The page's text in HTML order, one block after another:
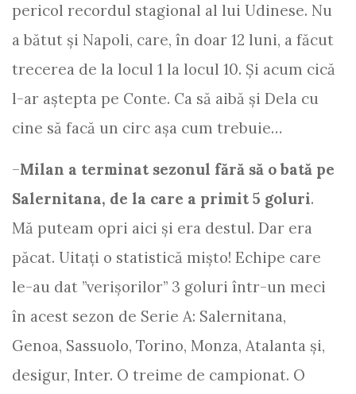
pericol recordul stagional al lui Udinese. Nu
a bătut și Napoli, care, în doar 12 luni, a făcut
trecerea de la locul 1 la locul 10. Și acum cică
l-ar aștepta pe Conte. Ca să aibă și Dela cu
cine să facă un circ așa cum trebuie…
–Milan a terminat sezonul fără să o bată pe
Salernitana, de la care a primit 5 goluri.
Mă puteam opri aici și era destul. Dar era
păcat. Uitați o statistică mișto! Echipe care
le-au dat ”verișorilor” 3 goluri într-un meci
în acest sezon de Serie A: Salernitana,
Genoa, Sassuolo, Torino, Monza, Atalanta și,
desigur, Inter. O treime de campionat. O